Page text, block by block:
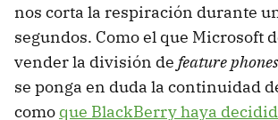
nos corta la respiración durante
segundos. Como el que Microsoft
vender la división de feature phones
se ponga en duda la continuidad
como que BlackBerry haya